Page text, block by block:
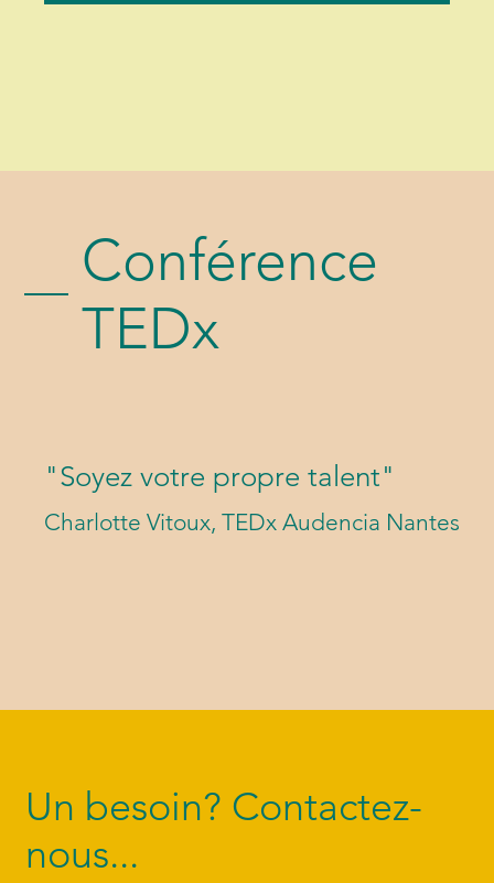
Conférence
TEDx
"Soyez votre propre talent"
Charlotte Vitoux, TEDx Audencia Nantes
Un besoin? Contactez-
nous...